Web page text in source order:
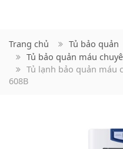
Trang chủ
Tủ bảo quản
Tủ bảo quản máu
Tủ lạnh bảo quản máu
608B